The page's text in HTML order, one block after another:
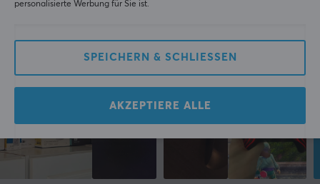
personalisierte Werbung für Sie ist.
SPEICHERN & SCHLIESSEN
AKZEPTIERE ALLE